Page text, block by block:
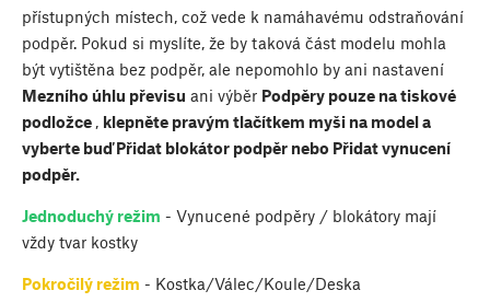
přístupných místech, což vede k namáhavému odstraňování
podpěr. Pokud si myslíte, že by taková část modelu mohla
být vytištěna bez podpěr, ale nepomohlo by ani nastavení
Mezního úhlu převisu ani výběr Podpěry pouze na tiskové
podložce , klepněte pravým tlačítkem myši na model a
vyberte buďPřidat blokátor podpěr nebo Přidat vynucení
podpěr.
Jednoduchý režim - Vynucené podpěry / blokátory mají
vždy tvar kostky
Pokročilý režim - Kostka/Válec/Koule/Deska